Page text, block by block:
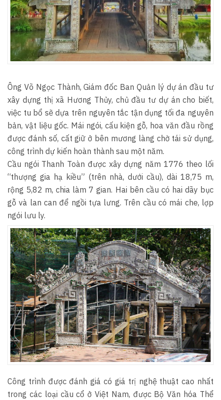
Ông Võ Ngọc Thành, Giám đốc Ban Quản lý dự án đầu tư
xây dựng thị xã Hương Thủy, chủ đầu tư dự án cho biết,
việc tu bổ sẽ dựa trên nguyên tắc tận dụng tối đa nguyên
bản, vật liệu gốc. Mái ngói, cấu kiện gỗ, hoa văn đầu rồng
được đánh số, cất giữ ở bên mương làng chờ tái sử dụng,
công trình dự kiến hoàn thành sau một năm.
Cầu ngói Thanh Toàn được xây dựng năm 1776 theo lối
“thượng gia hạ kiều” (trên nhà, dưới cầu), dài 18,75 m,
rộng 5,82 m, chia làm 7 gian. Hai bên cầu có hai dãy bục
gỗ và lan can để ngồi tựa lưng. Trên cầu có mái che, lợp
ngói lưu ly.
Công trình được đánh giá có giá trị nghệ thuật cao nhất
trong các loại cầu cổ ở Việt Nam, được Bộ Văn hóa Thể